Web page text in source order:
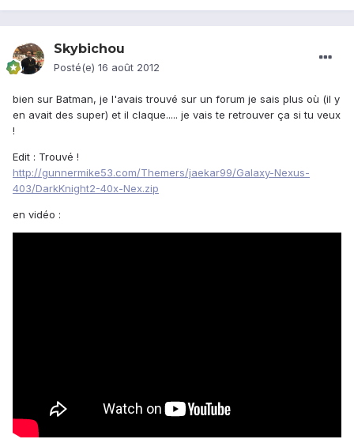
Skybichou
Posté(e) 16 août 2012
bien sur Batman, je l'avais trouvé sur un forum je sais plus où (il y
en avait des super) et il claque..... je vais te retrouver ça si tu veux
!
Edit : Trouvé !
http://gunnermike53.com/Themers/jaekar99/Galaxy-Nexus-
403/DarkKnight2-40x-Nex.zip
en vidéo :